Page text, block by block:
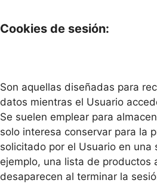
Cookies de sesión:
Son aquellas diseñadas para
datos mientras el Usuario
Se suelen emplear para
solo interesa conservar para la
solicitado por el Usuario en una
ejemplo, una lista de productos
desaparecen al terminar la